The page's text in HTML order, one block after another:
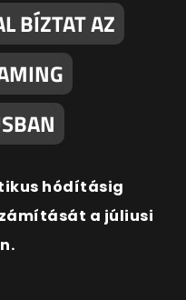
BÍZTAT AZ
hódításig
a júliusi